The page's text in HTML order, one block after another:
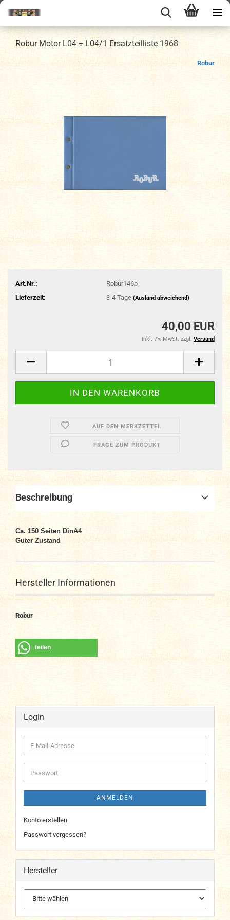
Robur Motor L04 + L04/1 Ersatzteilliste 1968
Robur
Art.Nr.:
Robur146b
Lieferzeit:
3-4 Tage (Ausland abweichend)
40,00 EUR
inkl. 7% MwSt. zzgl. Versand
AUF DEN MERKZETTEL
FRAGE ZUM PRODUKT
Beschreibung
Ca. 150 Seiten DinA4
Guter Zustand
Hersteller Informationen
Robur
teilen
Login
E-
Mail-
Adresse
Passwort
ANMELDEN
Konto erstellen
Passwort vergessen?
Hersteller